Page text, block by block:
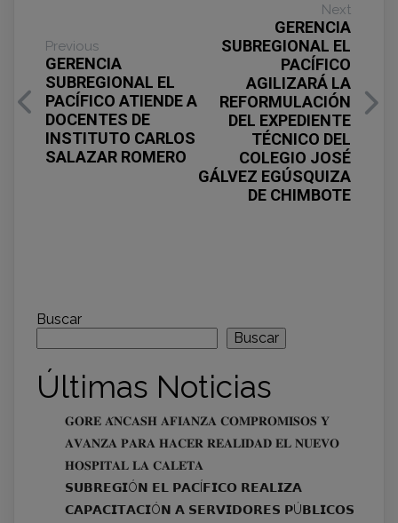
Previous
GERENCIA
SUBREGIONAL EL
PACÍFICO ATIENDE A
DOCENTES DE
INSTITUTO CARLOS
SALAZAR ROMERO
Next
GERENCIA
SUBREGIONAL EL
PACÍFICO
AGILIZARÁ LA
REFORMULACIÓN
DEL EXPEDIENTE
TÉCNICO DEL
COLEGIO JOSÉ
GÁLVEZ EGÚSQUIZA
DE CHIMBOTE
Buscar
Buscar
Últimas Noticias
𝐆𝐎𝐑𝐄 𝐀́𝐍𝐂𝐀𝐒𝐇 𝐀𝐅𝐈𝐀𝐍𝐙𝐀 𝐂𝐎𝐌𝐏𝐑𝐎𝐌𝐈𝐒𝐎𝐒 𝐘
𝐀𝐕𝐀𝐍𝐙𝐀 𝐏𝐀𝐑𝐀 𝐇𝐀𝐂𝐄𝐑 𝐑𝐄𝐀𝐋𝐈𝐃𝐀𝐃 𝐄𝐋 𝐍𝐔𝐄𝐕𝐎
𝐇𝐎𝐒𝐏𝐈𝐓𝐀𝐋 𝐋𝐀 𝐂𝐀𝐋𝐄𝐓𝐀
𝗦𝗨𝗕𝗥𝗘𝗚𝗜Ó𝗡 𝗘𝗟 𝗣𝗔𝗖Í𝗙𝗜𝗖𝗢 𝗥𝗘𝗔𝗟𝗜𝗭𝗔
𝗖𝗔𝗣𝗔𝗖𝗜𝗧𝗔𝗖𝗜Ó𝗡 𝗔 𝗦𝗘𝗥𝗩𝗜𝗗𝗢𝗥𝗘𝗦 𝗣Ú𝗕𝗟𝗜𝗖𝗢𝗦